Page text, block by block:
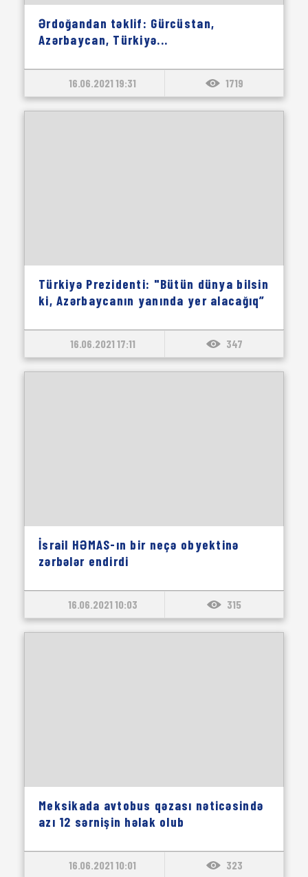
Ərdoğandan təklif: Gürcüstan,
Azərbaycan, Türkiyə...
16.06.2021 19:31 1719
Türkiyə Prezidenti: "Bütün dünya bilsin
ki, Azərbaycanın yanında yer alacağıq”
16.06.2021 17:11 347
İsrail HƏMAS-ın bir neçə obyektinə
zərbələr endirdi
16.06.2021 10:03 315
Meksikada avtobus qəzası nəticəsində
azı 12 sərnişin həlak olub
16.06.2021 10:01 323